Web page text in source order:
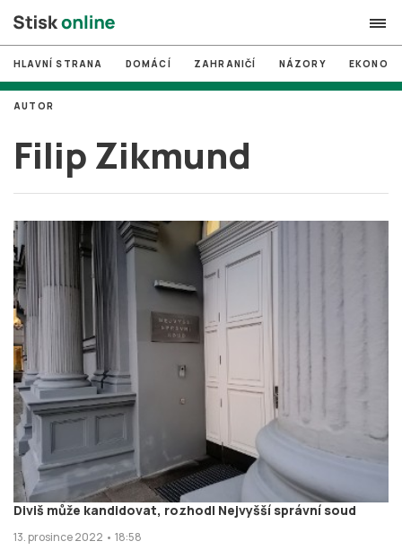
search
# MUNI
# Brno
# volby
login PŘIHLÁSIT SE
Zapomněli jste heslo?
Založit nový účet
HLAVNÍ STRANA DOMÁCÍ ZAHRANIČÍ NÁZORY
Filip Zikmund
AUTOR
Diviš může kandidovat, rozhodl Nejvyšší správní soud
13. prosince 2022 • 18:58